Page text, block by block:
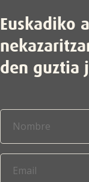
Euskadiko
den guztia